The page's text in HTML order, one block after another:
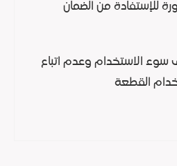
للإستفادة من الضمان
سوء الاستخدام وعدم اتباع
القطعة